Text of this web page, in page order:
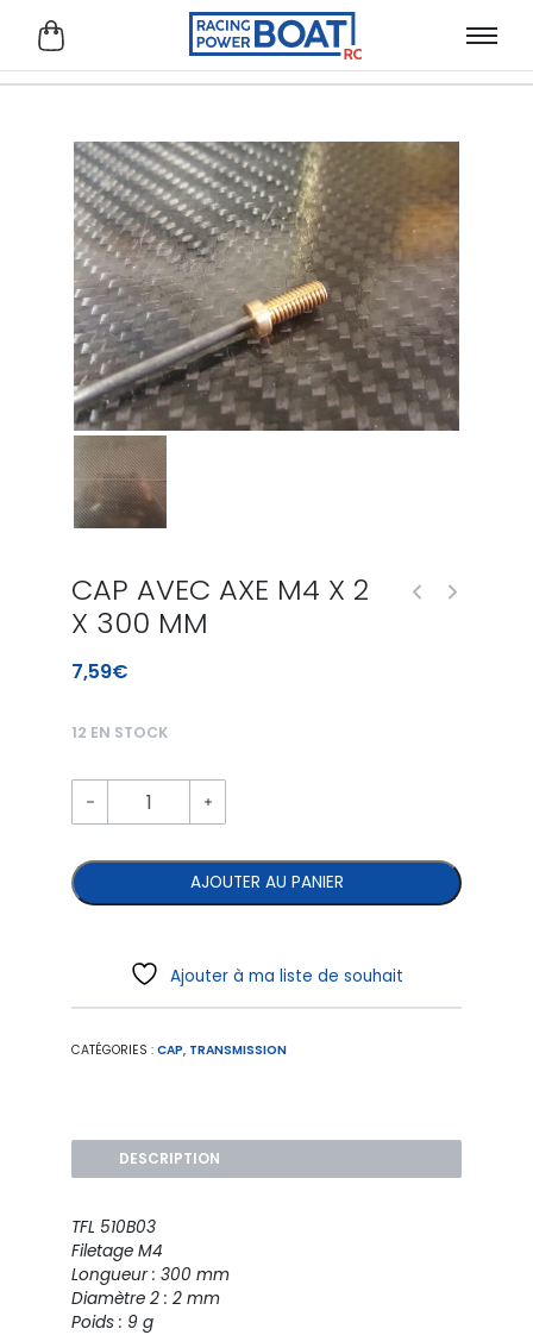
CAP AVEC AXE M4 X 2
X 300 MM
7,59€
12 EN STOCK
AJOUTER AU PANIER
Ajouter à ma liste de souhait
CATÉGORIES : CAP, TRANSMISSION
DESCRIPTION
TFL 510B03
Filetage M4
Longueur : 300 mm
Diamètre 2 : 2 mm
Poids : 9 g